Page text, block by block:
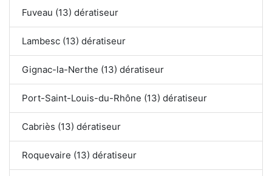
Fuveau (13) dératiseur
Lambesc (13) dératiseur
Gignac-la-Nerthe (13) dératiseur
Port-Saint-Louis-du-Rhône (13) dératiseur
Cabriès (13) dératiseur
Roquevaire (13) dératiseur